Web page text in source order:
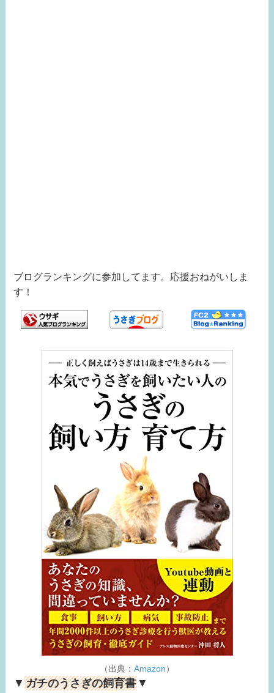
ブログランキングに参加してます。応援おねがいしま
す！
（出典： Amazon）
▼ガチのうさぎの飼育書 ▼